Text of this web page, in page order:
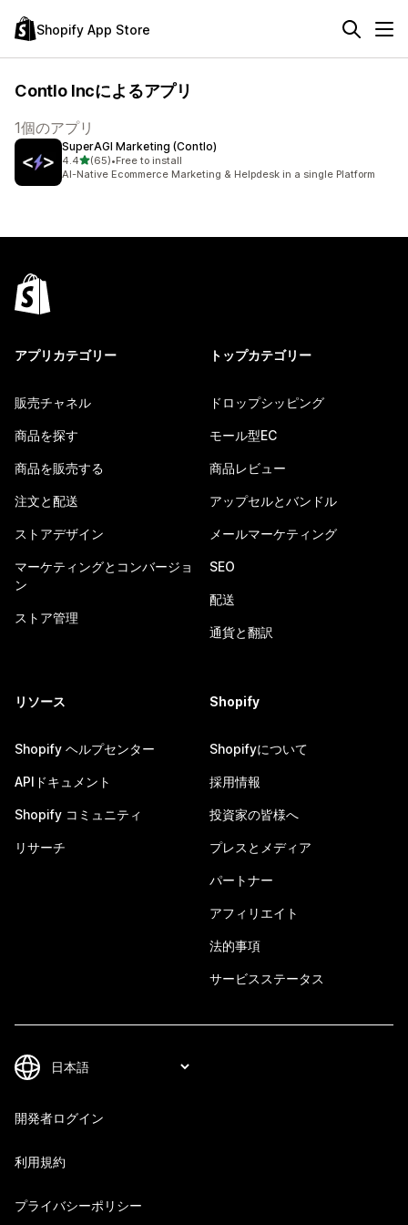
Shopify App Store
Contlo Incによるアプリ
1個のアプリ
SuperAGI Marketing (Contlo)
4.45つ星中
(65)
合計レビュー数：65件
•Free to install
AI-Native Ecommerce Marketing & Helpdesk in a single Platform
アプリカテゴリー
販売チャネル
商品を探す
商品を販売する
注文と配送
ストアデザイン
マーケティングとコンバージョ
ン
ストア管理
トップカテゴリー
ドロップシッピング
モール型EC
商品レビュー
アップセルとバンドル
メールマーケティング
SEO
配送
通貨と翻訳
リソース
Shopify ヘルプセンター
APIドキュメント
Shopify コミュニティ
リサーチ
Shopify
Shopifyについて
採用情報
投資家の皆様へ
プレスとメディア
パートナー
アフィリエイト
法的事項
サービスステータス
開発者ログイン
利用規約
プライバシーポリシー